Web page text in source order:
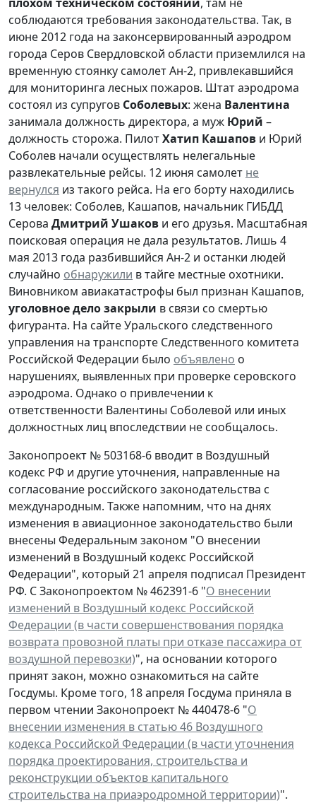
соблюдаются требования законодательства. Так, в
июне 2012 года на законсервированный аэродром
города Серов Свердловской области приземлился на
временную стоянку самолет Ан-2, привлекавшийся
для мониторинга лесных пожаров. Штат аэродрома
состоял из супругов Соболевых: жена Валентина
занимала должность директора, а муж Юрий –
должность сторожа. ПилотХатип Кашапов и Юрий
Соболев начали осуществлять нелегальные
развлекательные рейсы. 12 июня самолет не
вернулся из такого рейса. На его борту находились
13 человек: Соболев, Кашапов, начальник ГИБДД
Серова Дмитрий Ушаков и его друзья. Масштабная
поисковая операция не дала результатов. Лишь 4
мая 2013 года разбившийся Ан-2 и останки людей
случайно обнаружили в тайге местные охотники.
Виновником авиакатастрофы был признан Кашапов,
уголовное дело закрыли в связи со смертью
фигуранта. На сайте Уральского следственного
управления на транспорте Следственного комитета
Российской Федерации было объявлено о
нарушениях, выявленных при проверке серовского
аэродрома. Однако о привлечении к
ответственности Валентины Соболевой или иных
должностных лиц впоследствии не сообщалось.
Законопроект № 503168-6 вводит в Воздушный
кодекс РФ и другие уточнения, направленные на
согласование российского законодательства с
международным. Также напомним, что на днях
изменения в авиационное законодательство были
внесены Федеральным законом "О внесении
изменений в Воздушный кодекс Российской
Федерации", который 21 апреля подписал Президент
РФ. С Законопроектом № 462391-6 "О внесении
изменений в Воздушный кодекс Российской
Федерации (в части совершенствования порядка
возврата провозной платы при отказе пассажира от
воздушной перевозки)", на основании которого
принят закон, можно ознакомиться на сайте
Госдумы. Кроме того, 18 апреля Госдума приняла в
первом чтении Законопроект № 440478-6 "О
внесении изменения в статью 46 Воздушного
кодекса Российской Федерации (в части уточнения
порядка проектирования, строительства и
реконструкции объектов капитального
строительства на приаэродромной территории)".